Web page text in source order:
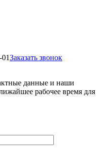
Заказать звонок
данные и наши
рабочее время для